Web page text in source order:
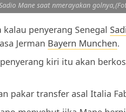
Mane saat nmerayakan
kalau penyerang Senegal
Jerman Bayern Munchen.
kiri itu akan
pakar transfer asal Italia